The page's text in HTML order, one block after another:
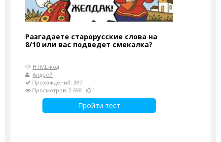
Разгадаете старорусские слова на
8/10 или вас подведет смекалка?
HTML-код
Андрей
Прохождений: 397
Просмотров: 2 698
1
Пройти тест